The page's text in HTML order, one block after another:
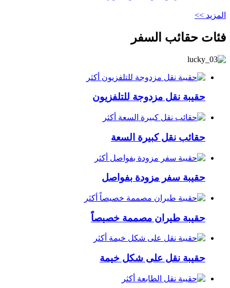
المزيد >>
فئات حقائب السفر
أكثر
حقيبة نقل مزدوجة للتلفزيون
أكثر
حقائب نقل كبيرة السعة
أكثر
حقيبة سفر مزودة بفواصل
أكثر
حقيبة طيران مصممة خصيصاً
أكثر
حقيبة نقل على شكل خيمة
أكثر